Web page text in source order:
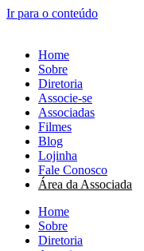
Ir para o conteúdo
Home
Sobre
Diretoria
Associe-se
Associadas
Filmes
Blog
Lojinha
Fale Conosco
Área da Associada
Home
Sobre
Diretoria